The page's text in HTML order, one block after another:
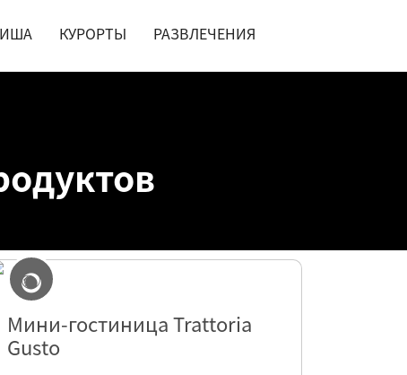
КУРОРТЫ РАЗВЛЕЧЕНИЯ
Мини-гостиница Trattoria
Gusto